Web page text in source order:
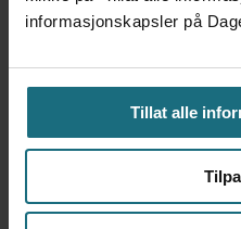
informasjonskapsler på
Tillat alle
Ebola-
nærmer seg